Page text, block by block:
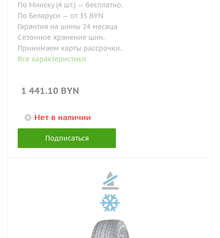
По Минску (4 шт.) — бесплатно.
По Беларуси — от 35 BYN
Гарантия на шины 24 месяца
Сезонное хранение шин.
Принимаем карты рассрочки.
Все характеристики
1 441.10 BYN
Нет в наличии
Подписаться